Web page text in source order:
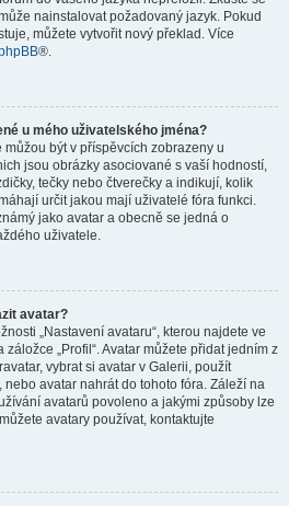
nainstalovat požadovaný jazyk. Pokud
můžete vytvořit nový překlad. Více
®.
u mého uživatelského jména?
být v příspěvcích zobrazeny u
jsou obrázky asociované s vaší hodností,
tečky nebo čtverečky a indikují, kolik
určit jakou mají uživatelé fóra funkci.
jako avatar a obecně se jedná o
uživatele.
avatar?
„Nastavení avataru“, kterou najdete ve
záložce „Profil“. Avatar můžete přidat jedním z
vybrat si avatar v Galerii, použít
avatar nahrát do tohoto fóra. Záleží na
avatarů povoleno a jakými způsoby lze
avatary používat, kontaktujte